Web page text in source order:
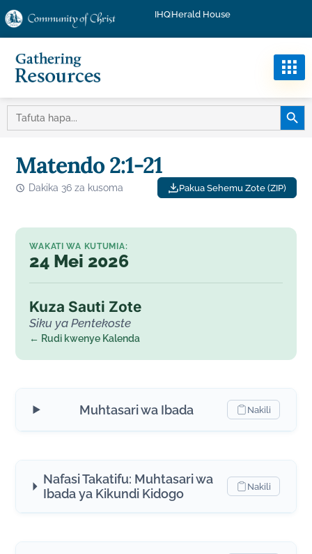
IHQHerald House
Matendo 2:1-21
Pakua Sehemu Zote (ZIP)
Dakika 36 za kusoma
WAKATI WA KUTUMIA:
24 Mei 2026
Kuza Sauti Zote
Siku ya Pentekoste
← Rudi kwenye Kalenda
Muhtasari wa Ibada Nakili
Nafasi Takatifu: Muhtasari wa
Ibada ya Kikundi Kidogo
Nakili